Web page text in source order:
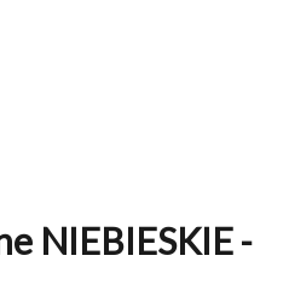
NIEBIESKIE -